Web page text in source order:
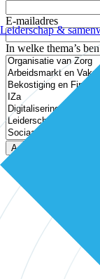
Leiderschap &
E-mailadres
In welke thema’s
Aanmelden